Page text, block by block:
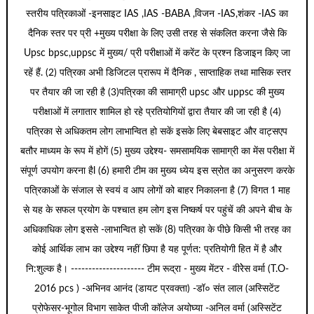
स्तरीय पत्रिकाओं -इनसाइट IAS ,IAS -BABA ,विजन -IAS,शंकर -IAS का
दैनिक स्तर पर प्री +मुख्य परीक्षा के लिए उसी तरह से संकलित करना जैसे कि
Upsc bpsc,uppsc में मुख्य/ प्री परीक्षाओं में करेंट के प्रश्न डिजाइन किए जा
रहें हैं. (2) पत्रिका अभी डिजिटल प्रारूप में दैनिक , साप्ताहिक तथा मासिक स्तर
पर तैयार की जा रही है (3)पत्रिका की सामाग्री upsc और uppsc की मुख्य
परीक्षाओं में लगातार शामिल हो रहे प्रतियोगियों द्वारा तैयार की जा रही है (4)
पत्रिका से अधिकतम लोग लाभान्वित हो सकें इसके लिए बेबसाइट और वाट्सएप
बतौर माध्यम के रूप में होगें (5) मुख्य उद्देश्य- समसामयिक सामाग्री का मेंस परीक्षा में
संपूर्ण उपयोग करना हैl (6) हमारी टीम का मुख्य ध्येय इस स्रोत का अनुसरण करके
पत्रिकाओं के संजाल से स्वयं व आप लोगों को बाहर निकालना है (7) विगत 1 माह
से यह के सफल प्रयोग के पश्चात हम लोग इस निष्कर्ष पर पहुंचें की अपने बीच के
अधिकाधिक लोग इससे -लाभान्वित हो सकें (8) पत्रिका के पीछे किसी भी तरह का
कोई आर्थिक लाभ का उद्देश्य नहीं छिपा है यह पूर्णत: प्रतियोगी हित में है और
नि:शुल्क है। --------------------- टीम रूद्रा - मुख्य मेंटर - वीरेेस वर्मा (T.O-
2016 pcs ) -अभिनव आनंद (डायट प्रवक्ता) -डॉ० संत लाल (अस्सिटेंट
प्रोफेसर-भूगोल विभाग साकेत पीजी कॉलेज अयोघ्या -अनिल वर्मा (अस्सिटेंट